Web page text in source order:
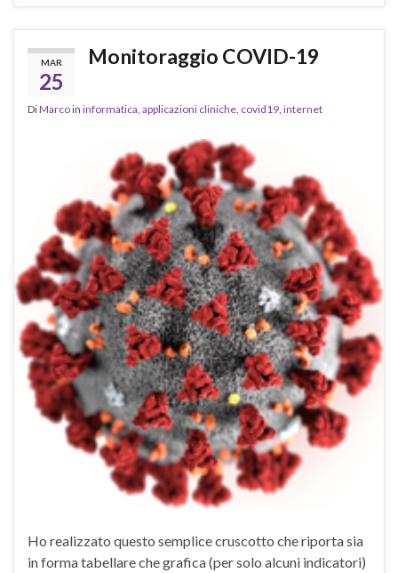
MAR
25
Monitoraggio COVID-19
DiMarcoin informatica applicazioni cliniche covid19 internet
Ho realizzato questo semplice cruscotto che riporta sia
in forma tabellare che grafica (per solo alcuni indicatori)